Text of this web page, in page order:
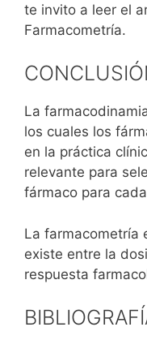
te invito a leer el
Farmacometría.
La
los cuales los
en la práctica
relevante para
fármaco para
La farmacometría
existe entre la
respuesta